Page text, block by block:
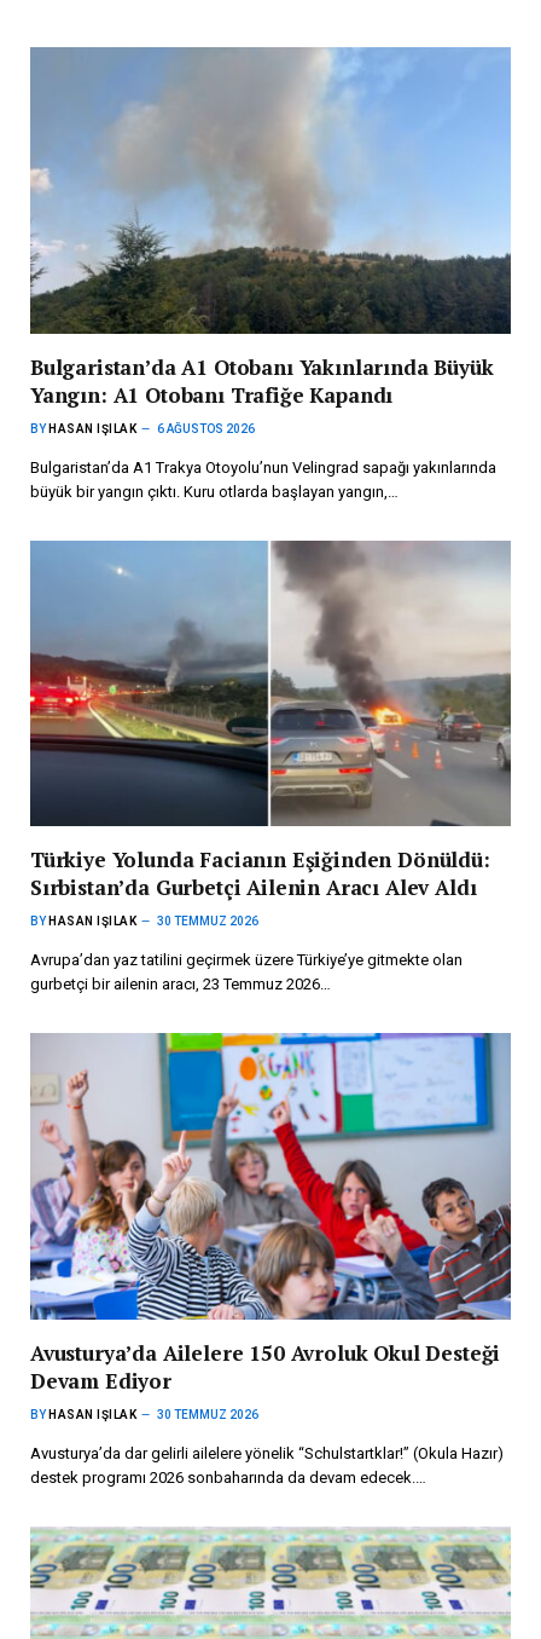
Bulgaristan’da A1 Otobanı Yakınlarında Büyük
Yangın: A1 Otobanı Trafiğe Kapandı
BY HASAN IŞILAK 6 AĞUSTOS 2026
Bulgaristan’da A1 Trakya Otoyolu’nun Velingrad sapağı yakınlarında
büyük bir yangın çıktı. Kuru otlarda başlayan yangın,…
Türkiye Yolunda Facianın Eşiğinden Dönüldü:
Sırbistan’da Gurbetçi Ailenin Aracı Alev Aldı
BY HASAN IŞILAK 30 TEMMUZ 2026
Avrupa’dan yaz tatilini geçirmek üzere Türkiye’ye gitmekte olan
gurbetçi bir ailenin aracı, 23 Temmuz 2026…
Avusturya’da Ailelere 150 Avroluk Okul Desteği
Devam Ediyor
BY HASAN IŞILAK 30 TEMMUZ 2026
Avusturya’da dar gelirli ailelere yönelik “Schulstartklar!” (Okula Hazır)
destek programı 2026 sonbaharında da devam edecek.…